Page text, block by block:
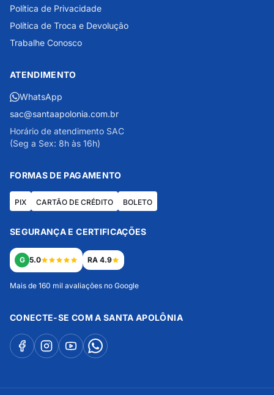
Política de Privacidade
Política de Troca e Devolução
Trabalhe Conosco
ATENDIMENTO
WhatsApp
sac@santaapolonia.com.br
Horário de atendimento SAC
(Seg a Sex: 8h às 16h)
FORMAS DE PAGAMENTO
PIX CARTÃO DE CRÉDITO BOLETO
SEGURANÇA E CERTIFICAÇÕES
G 5.0 RA 4.9
Mais de 160 mil avaliações no Google
CONECTE-SE COM A SANTA APOLÔNIA